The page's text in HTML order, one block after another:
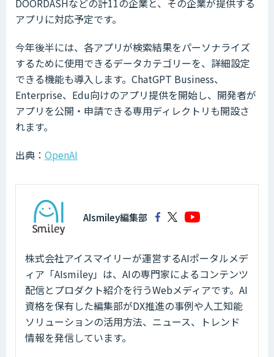
DOORDASHなどの計11の企業と、その企業が提供する
アプリに対応予定です。
今年後半には、各アプリが検索結果をパーソナライズ
するために使用できるデータカテゴリーを、詳細設定
できる機能も導入します。ChatGPT Business、
Enterprise、Edu向けのアプリ提供を開始し、開発者が
アプリを公開・申請できる専用ディレクトリも開設さ
れます。
出典： OpenAI
AIsmiley編集部
株式会社アイスマイリーが運営するAIポータルメデ
ィア「AIsmiley」は、AIの専門家によるコンテンツ
配信とプロダクト紹介を行うWebメディアです。AI
資格を保有した編集部がDX推進の事例や人工知能
ソリューションの活用方法、ニュース、トレンド
情報を発信しています。